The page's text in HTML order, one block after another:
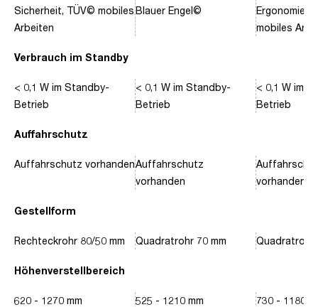
Verbrauch im Standby
Auffahrschutz
Gestellform
Höhenverstellbereich
Sicherheit, TÜV© mobiles
Arbeiten
< 0,1 W im Standby-
Betrieb
Auffahrschutz vorhanden
Rechteckrohr 80/50 mm
620 - 1270 mm
Blauer Engel©
< 0,1 W im Standby-
Betrieb
Auffahrschutz
vorhanden
Quadratrohr 70 mm
525 - 1210 mm
Ergonomie,
mobiles
< 0,1 W im
Betrieb
vorhanden
Quadratrohr
730 - 1180